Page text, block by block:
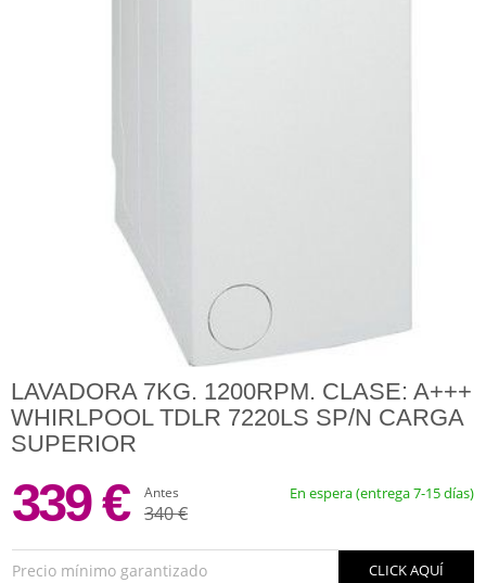
LAVADORA 7KG. 1200RPM. CLASE: A+++
WHIRLPOOL TDLR 7220LS SP/N CARGA
SUPERIOR
339 € Antes
340 €
En espera (entrega 7-15 días)
Precio mínimo garantizado CLICK AQUÍ